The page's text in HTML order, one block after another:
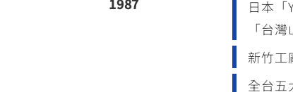
日本
「台
新竹工
全台五